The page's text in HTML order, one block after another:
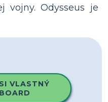
vojny. Odysseus je
VLASTNÝ